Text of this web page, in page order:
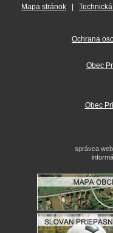
Mapa stránok
Ochrana
Obec
Obec
správca